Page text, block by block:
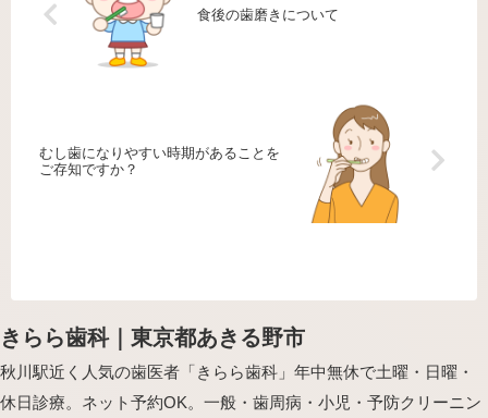
食後の歯磨きについて
むし歯になりやすい時期があることを
ご存知ですか？
きらら歯科｜東京都あきる野市
秋川駅近く人気の歯医者「きらら歯科」年中無休で土曜・日曜・
休日診療。ネット予約OK。一般・歯周病・小児・予防クリーニン